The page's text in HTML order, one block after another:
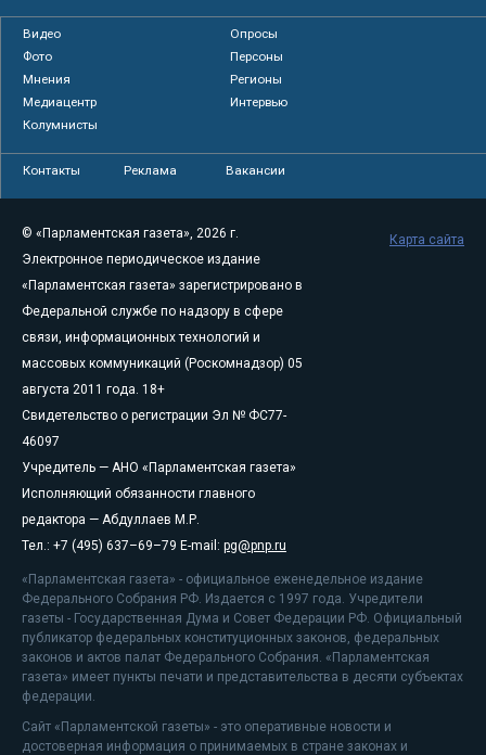
Видео
Опросы
Фото
Персоны
Мнения
Регионы
Медиацентр
Интервью
Колумнисты
Контакты Реклама Вакансии
© «Парламентская газета», 2026 г.
Электронное периодическое издание
«Парламентская газета» зарегистрировано в
Федеральной службе по надзору в сфере
связи, информационных технологий и
массовых коммуникаций (Роскомнадзор) 05
августа 2011 года. 18+
Свидетельство о регистрации Эл № ФС77-
46097
Учредитель — АНО «Парламентская газета»
Исполняющий обязанности главного
редактора — Абдуллаев М.Р.
Тел.: +7 (495) 637–69–79 E-mail: pg@pnp.ru
«Парламентская газета» - официальное еженедельное издание
Федерального Собрания РФ. Издается с 1997 года. Учредители
газеты - Государственная Дума и Совет Федерации РФ. Официальный
публикатор федеральных конституционных законов, федеральных
законов и актов палат Федерального Собрания. «Парламентская
газета» имеет пункты печати и представительства в десяти субъектах
федерации.
Сайт «Парламентской газеты» - это оперативные новости и
достоверная информация о принимаемых в стране законах и
Карта сайта